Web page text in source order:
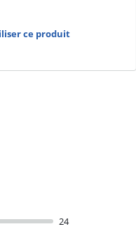
ce produit
24